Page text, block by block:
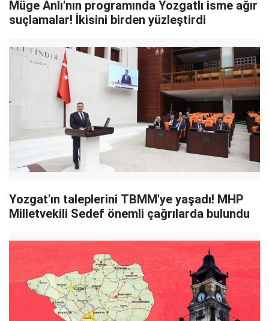
Müge Anlı'nın programında Yozgatlı isme ağır
suçlamalar! İkisini birden yüzleştirdi
Yozgat'ın taleplerini TBMM'ye yaşadı! MHP
Milletvekili Sedef önemli çağrılarda bulundu